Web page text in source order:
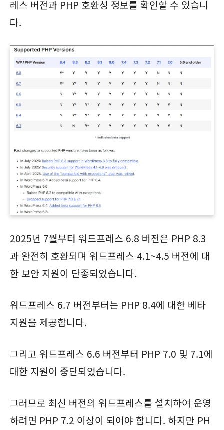
레스 버전과 PHP 호환성 정보를 확인할 수 있습니
다.
2025년 7월부터 워드프레스 6.8 버전은 PHP 8.3
과 완전히 호환되며 워드프레스 4.1~4.5 버전에 대
한 보안 지원이 단종되었습니다.
워드프레스 6.7 버전부터는 PHP 8.4에 대한 베타
지원을 제공합니다.
그리고 워드프레스 6.6 버전부터 PHP 7.0 및 7.1에
대한 지원이 중단되었습니다.
그러므로 최신 버전의 워드프레스를 설치하여 운영
하려면 PHP 7.2 이상이 되어야 합니다. 하지만 PH